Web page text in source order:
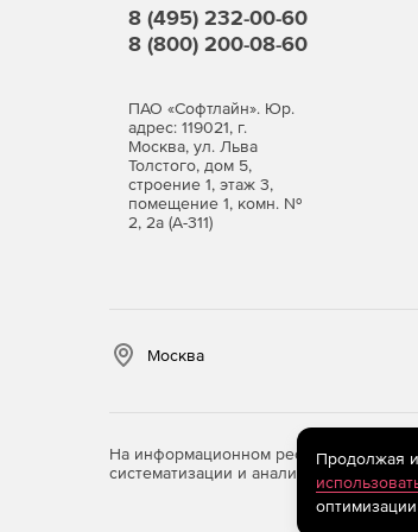
Обширные базы для
хакерских утилит и программ-
Защита в режиме
SpIDerGuard®)
Постоянный мониторинг
носителях.
Чистая почта без
Мгновенная проверка
8 (495) 232-00-60
8 (800) 200-08-60
ПАО «Софтлайн». Юр.
адрес: 119021, г.
Москва, ул. Льва
Толстого, дом 5,
строение 1, этаж 3,
помещение 1, комн. №
2, 2а (А-311)
Москва
На информационном ресурсе
систематизации и анализа сведений,
Продолжая